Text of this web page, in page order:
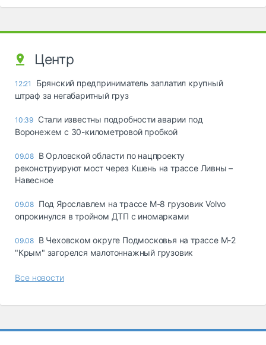
Центр
12:21
Брянский предприниматель заплатил крупный
штраф за негабаритный груз
10:39 Стали известны подробности аварии под
Воронежем с 30-километровой пробкой
09.08 В Орловской области по нацпроекту
реконструируют мост через Кшень на трассе Ливны –
Навесное
09.08 Под Ярославлем на трассе М-8 грузовик Volvo
опрокинулся в тройном ДТП с иномарками
09.08 В Чеховском округе Подмосковья на трассе М-2
"Крым" загорелся малотоннажный грузовик
Все новости